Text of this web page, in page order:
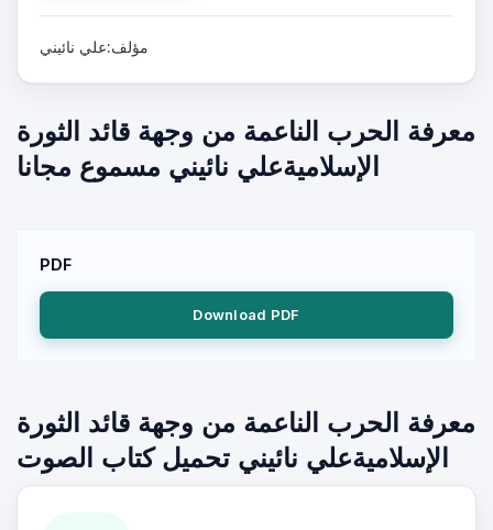
مؤلف:علي نائيني
معرفة الحرب الناعمة من وجهة قائد الثورة
الإسلاميةعلي نائيني مسموع مجانا
PDF
Download PDF
معرفة الحرب الناعمة من وجهة قائد الثورة
الإسلاميةعلي نائيني تحميل كتاب الصوت